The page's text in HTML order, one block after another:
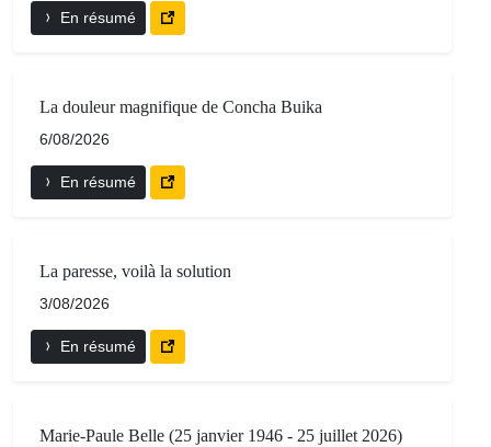
En résumé
La douleur magnifique de Concha Buika
6/08/2026
En résumé
La paresse, voilà la solution
3/08/2026
En résumé
Marie-Paule Belle (25 janvier 1946 - 25 juillet 2026)